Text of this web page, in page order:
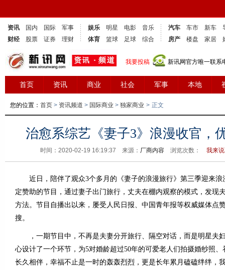
资讯 国内 国际
军事
财经
股票 证券 理财
娱乐 明星 电影
音乐
体育
篮球 足球 综合
汽车 车市 新车
房产
楼盘 家居
我要投稿 新讯网官方唯一联
首页 资讯 商业 社会 军事 本地
您的位置： 首页 > 资讯频道 > 国际商业 > 独家商业 > 正文
治愈系综艺《妻子3》浪漫收官，
时间：2020-02-19 16:19:37 来源： 厂商内容 浏览次数： 我来
近日，陪伴了观众3个多月的《妻子的浪漫旅行》第三季迎来浪
定赞助的节目，通过妻子出门旅行，丈夫在棚内观察的模式，发现
方法。节目自播出以来，屡受人民日报、中国青年报等权威媒体点
搜。
，一期节目中，不再是夫妻分开旅行、隔空对话，而是明星夫
心设计了一个环节，为5对婚龄超过50年的可爱老人们拍摄婚纱照
长久相伴，幸福不止是一时的轰轰烈烈，更是长年累月磕磕绊绊，